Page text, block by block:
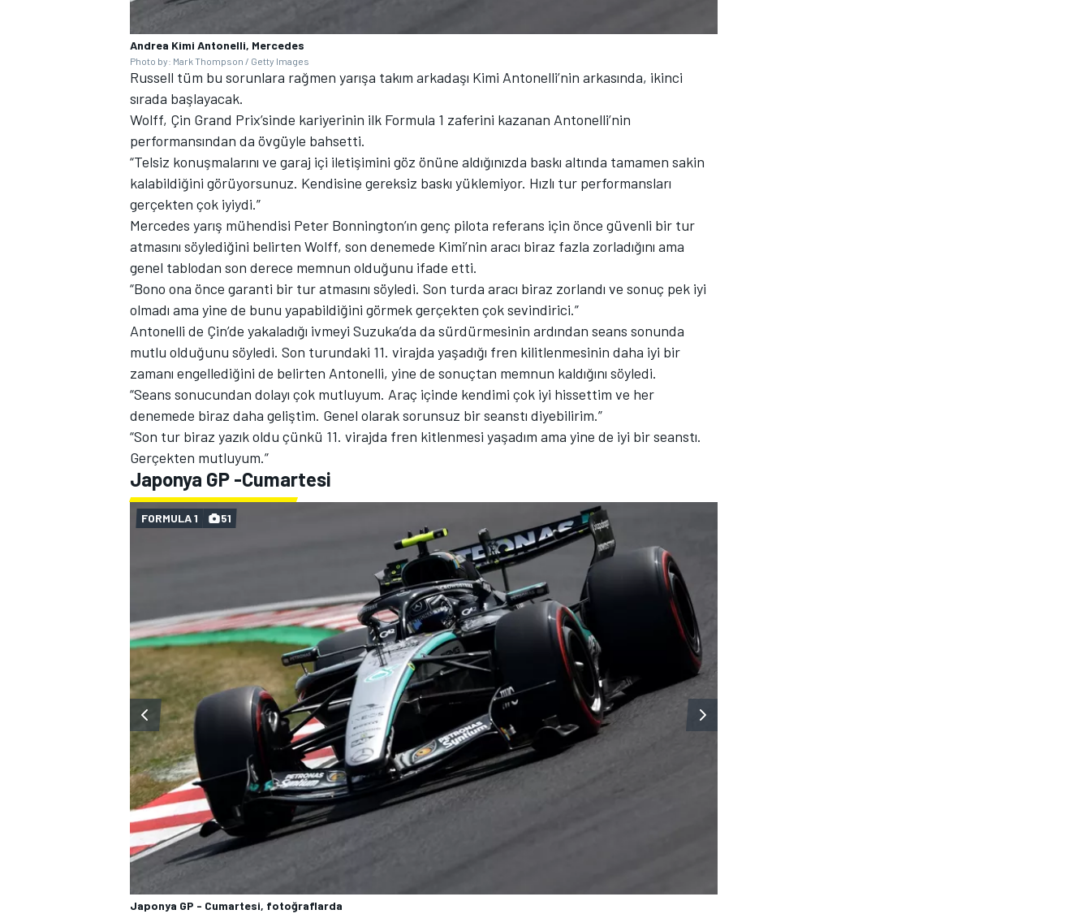
MOTOSİKLET
Andrea Kimi Antonelli, Mercedes
Photo by: Mark Thompson / Getty Images
Russell tüm bu sorunlara rağmen yarışa takım arkadaşı Kimi Antonelli’nin arkasında, ikinci
sırada başlayacak.
Wolff, Çin Grand Prix’sinde kariyerinin ilk Formula 1 zaferini kazanan Antonelli’nin
performansından da övgüyle bahsetti.
“Telsiz konuşmalarını ve garaj içi iletişimini göz önüne aldığınızda baskı altında tamamen sakin
kalabildiğini görüyorsunuz. Kendisine gereksiz baskı yüklemiyor. Hızlı tur performansları
gerçekten çok iyiydi.”
Mercedes yarış mühendisi Peter Bonnington’ın genç pilota referans için önce güvenli bir tur
atmasını söylediğini belirten Wolff, son denemede Kimi’nin aracı biraz fazla zorladığını ama
genel tablodan son derece memnun olduğunu ifade etti.
“Bono ona önce garanti bir tur atmasını söyledi. Son turda aracı biraz zorlandı ve sonuç pek iyi
olmadı ama yine de bunu yapabildiğini görmek gerçekten çok sevindirici.”
Antonelli de Çin’de yakaladığı ivmeyi Suzuka’da da sürdürmesinin ardından seans sonunda
mutlu olduğunu söyledi. Son turundaki 11. virajda yaşadığı fren kilitlenmesinin daha iyi bir
zamanı engellediğini de belirten Antonelli, yine de sonuçtan memnun kaldığını söyledi.
“Seans sonucundan dolayı çok mutluyum. Araç içinde kendimi çok iyi hissettim ve her
denemede biraz daha geliştim. Genel olarak sorunsuz bir seanstı diyebilirim.”
“Son tur biraz yazık oldu çünkü 11. virajda fren kitlenmesi yaşadım ama yine de iyi bir seanstı.
Gerçekten mutluyum.”
Japonya GP -Cumartesi
Japonya GP - Cumartesi, fotoğraflarda
FORMULA 1 51